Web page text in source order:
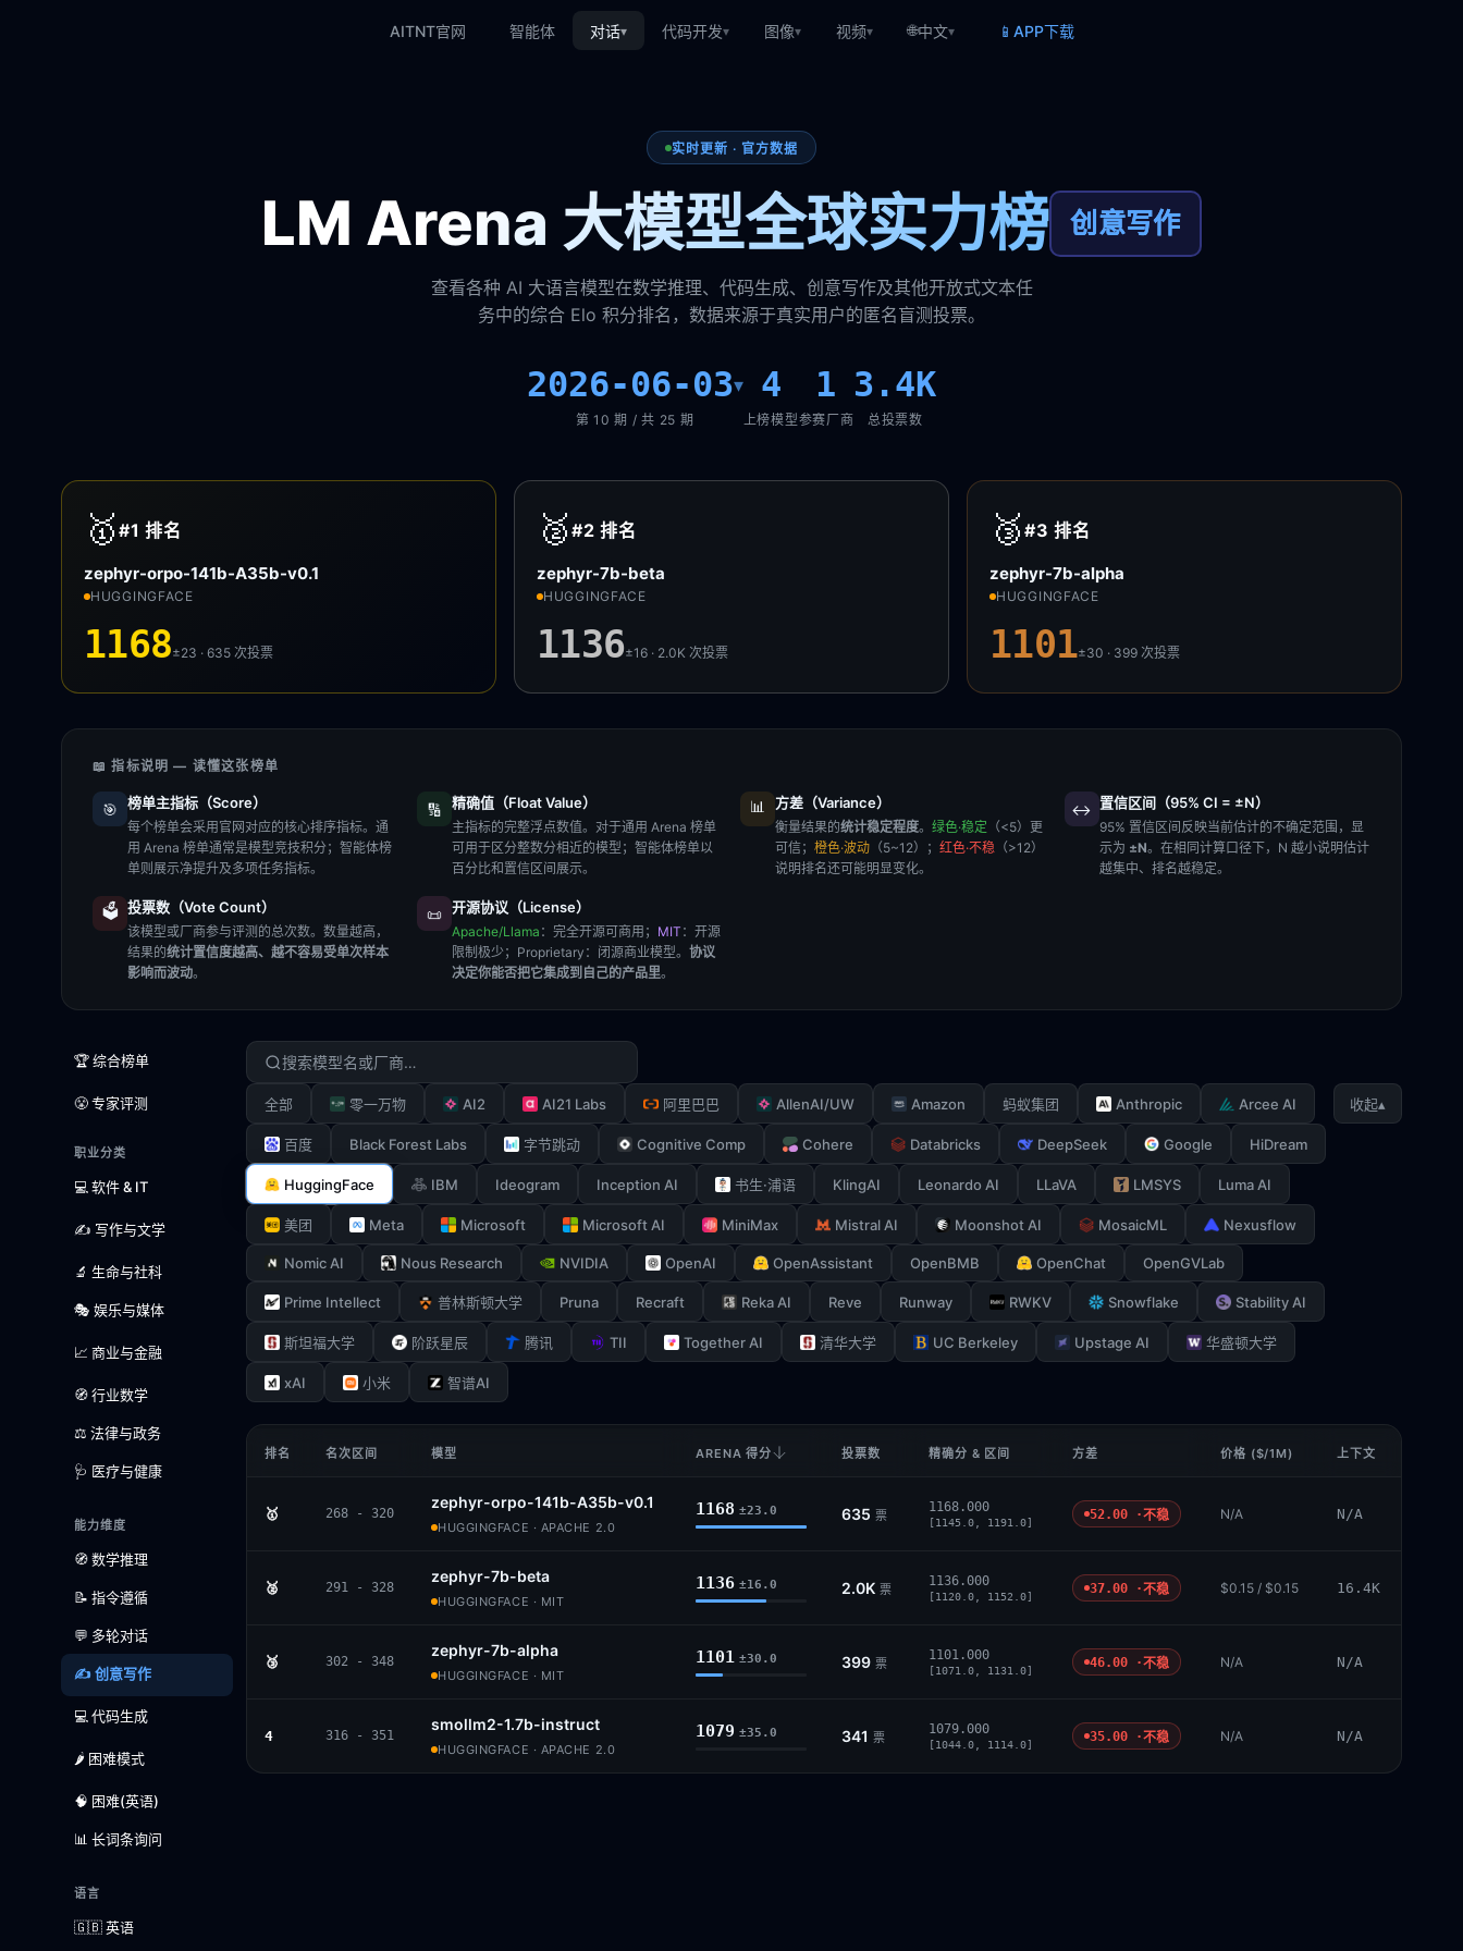
AITNT官网 智能体 对话▾ 代码开发▾ 图像▾ 视频▾ 🌐中文▾ 📱 APP下载
实时更新 · 官方数据
LM Arena 大模型全球实力榜 创意写作
查看各种 AI 大语言模型在数学推理、代码生成、创意写作及其他开放式文本任
务中的综合 Elo 积分排名，数据来源于真实用户的匿名盲测投票。
2026-06-03▾
第 10 期 / 共 25 期
4
上榜模型
1
参赛厂商
3.4K
总投票数
🥇 #1排名
zephyr-orpo-141b-A35b-v0.1
HUGGINGFACE
1168±23 · 635次投票
🥈 #2排名
zephyr-7b-beta
HUGGINGFACE
1136±16 · 2.0K次投票
🥉 #3排名
zephyr-7b-alpha
HUGGINGFACE
1101±30 · 399次投票
📖 指标说明 — 读懂这张榜单
🎯 榜单主指标（Score）
每个榜单会采用官网对应的核心排序指标。通
用 Arena 榜单通常是模型竞技积分；智能体榜
单则展示净提升及多项任务指标。
🔢 精确值（Float Value）
主指标的完整浮点数值。对于通用 Arena 榜单
可用于区分整数分相近的模型；智能体榜单以
百分比和置信区间展示。
📊 方差（Variance）
衡量结果的统计稳定程度。 绿色·稳定 （<5）更
可信； 橙色·波动 （5~12）； 红色·不稳 （>12）
说明排名还可能明显变化。
↔️ 置信区间（95% CI = ±N）
95% 置信区间反映当前估计的不确定范围，显
示为 ±N。在相同计算口径下，N 越小说明估计
越集中、排名越稳定。
🗳️ 投票数（Vote Count）
该模型或厂商参与评测的总次数。数量越高，
结果的统计置信度越高、越不容易受单次样本
影响而波动。
📜 开源协议（License）
Apache/Llama ：完全开源可商用； MIT ：开源
限制极少； Proprietary ：闭源商业模型。 协议
决定你能否把它集成到自己的产品里。
🏆 综合榜单
😤 专家评测
职业分类
💻 软件 & IT
✍️ 写作与文学
🔬 生命与社科
🎭 娱乐与媒体
📈 商业与金融
🧭 行业数学
⚖️ 法律与政务
🩺 医疗与健康
能力维度
🧭 数学推理
📝 指令遵循
💬 多轮对话
✍️ 创意写作
💻 代码生成
🌶️ 困难模式
🧠 困难(英语)
📊 长词条询问
语言
🇬🇧 英语
全部 零一万物 AI2 AI21 Labs 阿里巴巴 AllenAI/UW Amazon 蚂蚁集团 Anthropic Arcee AI
百度 Black Forest Labs 字节跳动 Cognitive Comp Cohere Databricks DeepSeek Google HiDream
HuggingFace IBM Ideogram Inception AI 书生·浦语 KlingAI Leonardo AI LLaVA LMSYS Luma AI
美团 Meta Microsoft Microsoft AI MiniMax Mistral AI Moonshot AI MosaicML Nexusflow
Nomic AI Nous Research NVIDIA OpenAI OpenAssistant OpenBMB OpenChat OpenGVLab
Prime Intellect 普林斯顿大学 Pruna Recraft Reka AI Reve Runway RWKV Snowflake Stability AI
斯坦福大学 阶跃星辰 腾讯 TII Together AI 清华大学 UC Berkeley Upstage AI 华盛顿大学
xAI 小米 智谱AI
收起▴
排名 名次区间 模型 ARENA 得分 投票数 精确分 & 区间 方差 价格 ($/1M) 上下文
🥇 268 - 320
zephyr-orpo-141b-A35b-v0.1
HUGGINGFACE · APACHE 2.0
1168 ±23.0 635 票
1168.000
[1145.0, 1191.0]
52.00 ·不稳 N/A N/A
🥈 291 - 328
zephyr-7b-beta
HUGGINGFACE · MIT
1136 ±16.0 2.0K 票
1136.000
[1120.0, 1152.0]
37.00 ·不稳 $0.15 / $0.15 16.4K
🥉 302 - 348
zephyr-7b-alpha
HUGGINGFACE · MIT
1101 ±30.0 399 票
1101.000
[1071.0, 1131.0]
46.00 ·不稳 N/A N/A
4 316 - 351
smollm2-1.7b-instruct
HUGGINGFACE · APACHE 2.0
1079 ±35.0 341 票
1079.000
[1044.0, 1114.0]
35.00 ·不稳 N/A N/A